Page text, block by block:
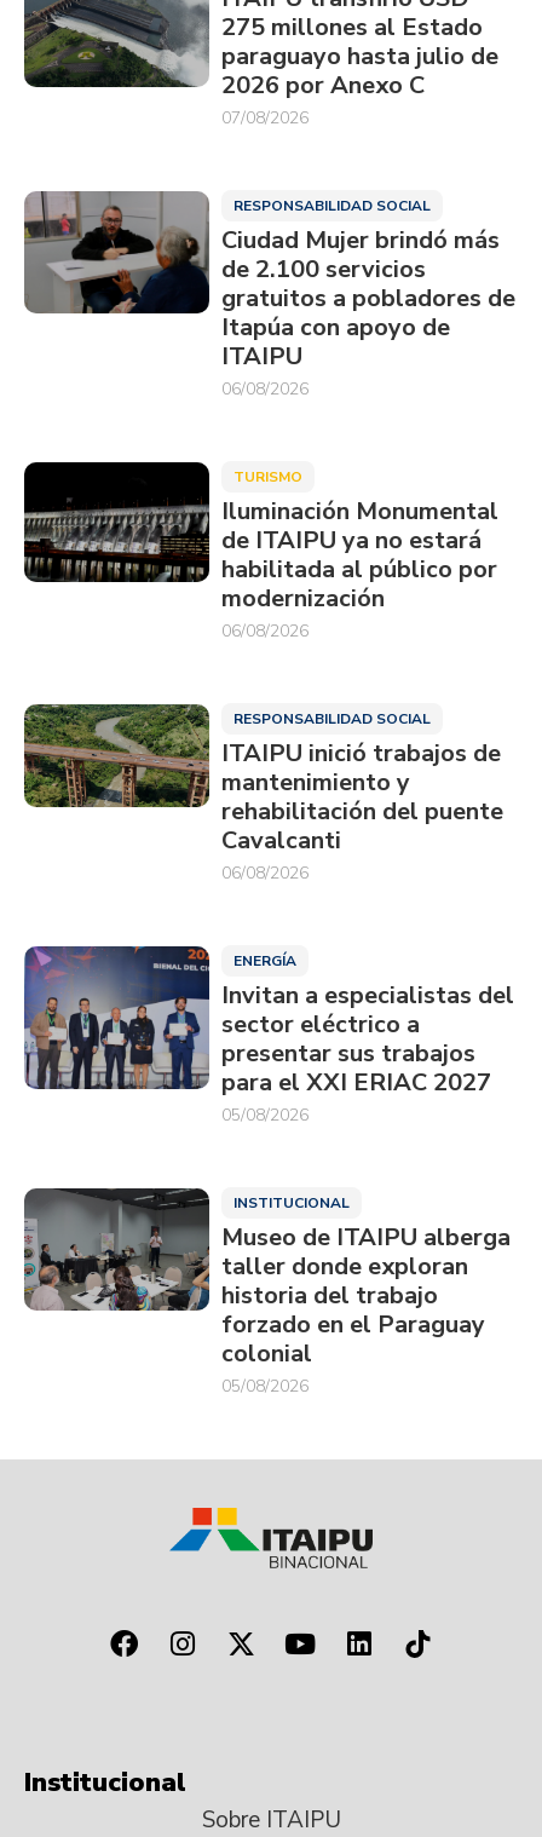
275 millones al Estado
paraguayo hasta julio de
2026 por Anexo C
07/08/2026
RESPONSABILIDAD SOCIAL
Ciudad Mujer brindó más
de 2.100 servicios
gratuitos a pobladores de
Itapúa con apoyo de
ITAIPU
06/08/2026
TURISMO
Iluminación Monumental
de ITAIPU ya no estará
habilitada al público por
modernización
06/08/2026
RESPONSABILIDAD SOCIAL
ITAIPU inició trabajos de
mantenimiento y
rehabilitación del puente
Cavalcanti
06/08/2026
ENERGÍA
Invitan a especialistas del
sector eléctrico a
presentar sus trabajos
para el XXI ERIAC 2027
05/08/2026
INSTITUCIONAL
Museo de ITAIPU alberga
taller donde exploran
historia del trabajo
forzado en el Paraguay
colonial
05/08/2026
Institucional
Sobre ITAIPU